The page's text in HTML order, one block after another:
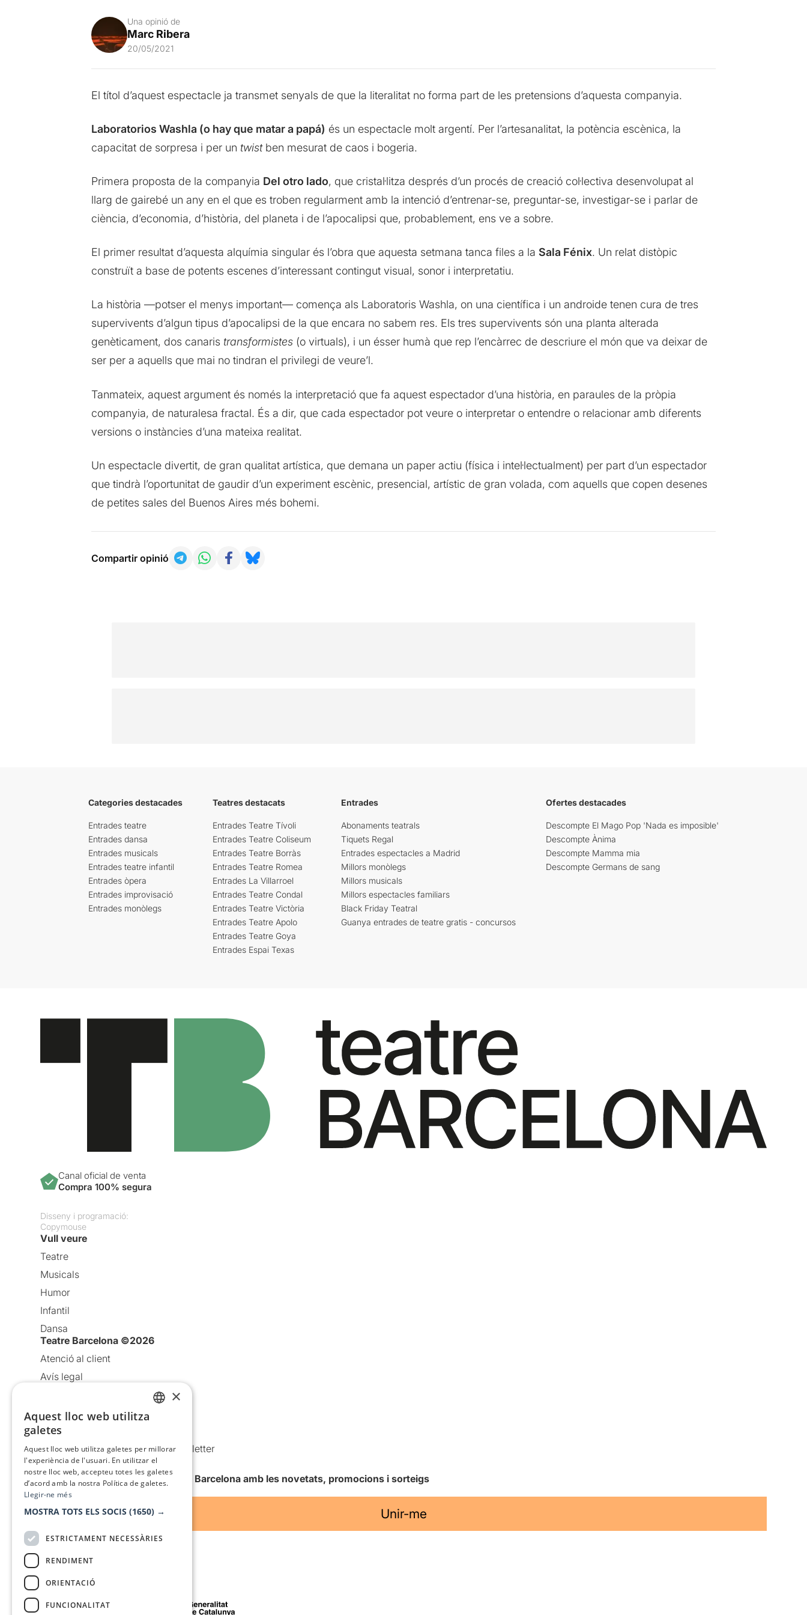
Una opinió de
Marc Ribera
20/05/2021
El títol d’aquest espectacle ja transmet senyals de que la literalitat no forma part de les pretensions d’aquesta companyia.
Laboratorios Washla (o hay que matar a papá) és un espectacle molt argentí. Per l’artesanalitat, la potència escènica, la
capacitat de sorpresa i per un twistben mesurat de caos i bogeria.
Primera proposta de la companyia Del otro lado, que cristal·litza després d’un procés de creació col·lectiva desenvolupat al
llarg de gairebé un any en el que es troben regularment amb la intenció d’entrenar-se, preguntar-se, investigar-se i parlar de
ciència, d’economia, d’història, del planeta i de l’apocalipsi que, probablement, ens ve a sobre.
El primer resultat d’aquesta alquímia singular és l’obra que aquesta setmana tanca files a la Sala Fénix. Un relat distòpic
construït a base de potents escenes d’interessant contingut visual, sonor i interpretatiu.
La història —potser el menys important— comença als Laboratoris Washla, on una científica i un androide tenen cura de tres
supervivents d’algun tipus d’apocalipsi de la que encara no sabem res. Els tres supervivents són una planta alterada
genèticament, dos canaris transformistes(o virtuals), i un ésser humà que rep l’encàrrec de descriure el món que va deixar de
ser per a aquells que mai no tindran el privilegi de veure’l.
Tanmateix, aquest argument és només la interpretació que fa aquest espectador d’una història, en paraules de la pròpia
companyia, de naturalesa fractal. És a dir, que cada espectador pot veure o interpretar o entendre o relacionar amb diferents
versions o instàncies d’una mateixa realitat.
Un espectacle divertit, de gran qualitat artística, que demana un paper actiu (física i intel·lectualment) per part d’un espectador
que tindrà l’oportunitat de gaudir d’un experiment escènic, presencial, artístic de gran volada, com aquells que copen desenes
de petites sales del Buenos Aires més bohemi.
Compartir opinió
Categories destacades
Entrades teatre
Entrades dansa
Entrades musicals
Entrades teatre infantil
Entrades òpera
Entrades improvisació
Entrades monòlegs
Teatres destacats
Entrades Teatre Tívoli
Entrades Teatre Coliseum
Entrades Teatre Borràs
Entrades Teatre Romea
Entrades La Villarroel
Entrades Teatre Condal
Entrades Teatre Victòria
Entrades Teatre Apolo
Entrades Teatre Goya
Entrades Espai Texas
Entrades
Abonaments teatrals
Tiquets Regal
Entrades espectacles a Madrid
Millors monòlegs
Millors musicals
Millors espectacles familiars
Black Friday Teatral
Guanya entrades de teatre gratis - concursos
Ofertes destacades
Descompte El Mago Pop 'Nada es imposible'
Descompte Ànima
Descompte Mamma mia
Descompte Germans de sang
Canal oficial de venta
Compra 100% segura
Disseny i programació:
Copymouse
Vull veure
Teatre
Musicals
Humor
Infantil
Dansa
Teatre Barcelona ©2026
Atenció al client
Avís legal
Política de cookies
Condicions d’ús
Comunicacions comercials i Newsletter
Anuncia’t
Vull rebre la newsletter de Teatre Barcelona amb les novetats, promocions i sorteigs
Unir-me
Amb el suport de
×
Aquest lloc web utilitza
galetes
Aquest lloc web utilitza galetes per millorar
l'experiència de l'usuari. En utilitzar el
nostre lloc web, accepteu totes les galetes
d’acord amb la nostra Política de galetes.
Llegir-ne més
MOSTRA TOTS ELS SOCIS (1650) →
ESTRICTAMENT NECESSÀRIES
RENDIMENT
ORIENTACIÓ
FUNCIONALITAT